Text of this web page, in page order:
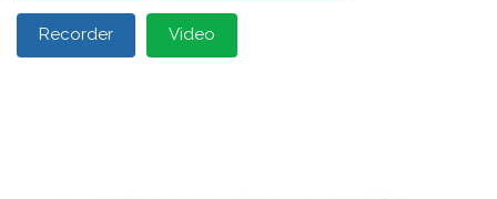
Recorder Video